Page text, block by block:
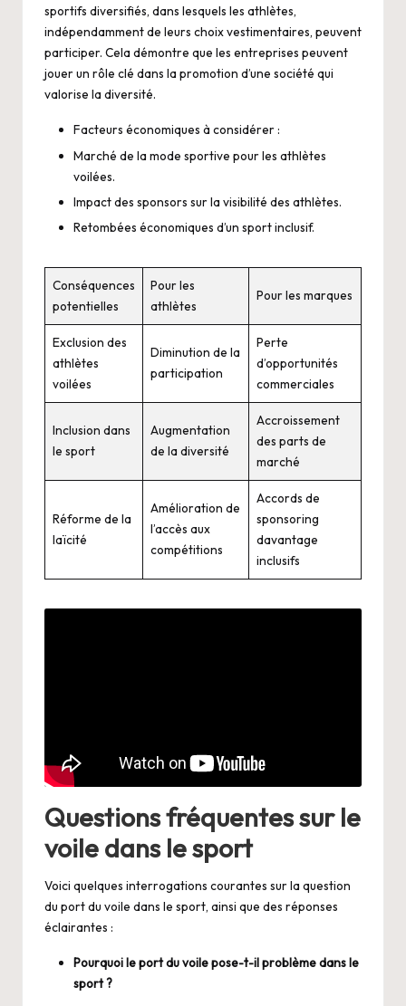
sportifs diversifiés, dans lesquels les athlètes,
indépendamment de leurs choix vestimentaires, peuvent
participer. Cela démontre que les entreprises peuvent
jouer un rôle clé dans la promotion d’une société qui
valorise la diversité.
Facteurs économiques à considérer :
Marché de la mode sportive pour les athlètes
voilées.
Impact des sponsors sur la visibilité des athlètes.
Retombées économiques d’un sport inclusif.
Conséquences
potentielles
Pour les
athlètes
Pour les marques
Exclusion des
athlètes
voilées
Diminution de la
participation
Perte
d’opportunités
commerciales
Inclusion dans
le sport
Augmentation
de la diversité
Accroissement
des parts de
marché
Réforme de la
laïcité
Amélioration de
l’accès aux
compétitions
Accords de
sponsoring
davantage
inclusifs
Questions fréquentes sur le
voile dans le sport
Voici quelques interrogations courantes sur la question
du port du voile dans le sport, ainsi que des réponses
éclairantes :
Pourquoi le port du voile pose-t-il problème dans le
sport ?